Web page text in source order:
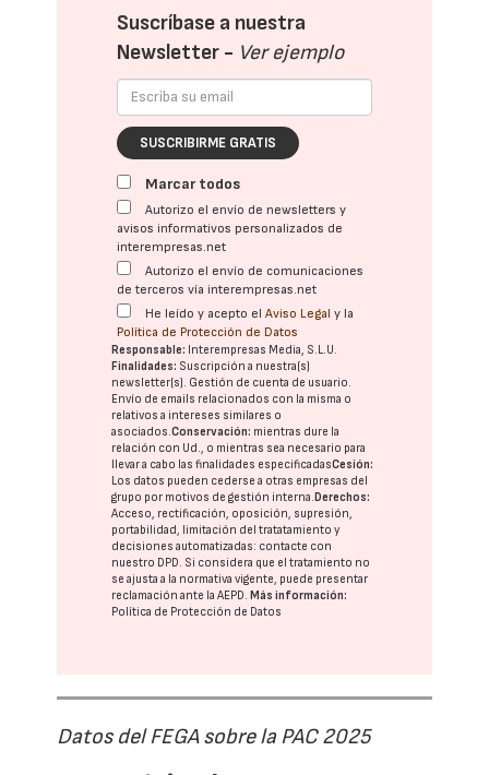
Suscríbase a nuestra
Newsletter - Ver ejemplo
SUSCRIBIRME GRATIS
Marcar todos
Autorizo el envío de newsletters y
avisos informativos personalizados de
interempresas.net
Autorizo el envío de comunicaciones
de terceros vía interempresas.net
He leído y acepto elAviso Legal y la
Política de Protección de Datos
Responsable: Interempresas Media, S.L.U.
Finalidades: Suscripción a nuestra(s)
newsletter(s). Gestión de cuenta de usuario.
Envío de emails relacionados con la misma o
relativos a intereses similares o
asociados.Conservación: mientras dure la
relación con Ud., o mientras sea necesario para
llevar a cabo las finalidades especificadasCesión:
Los datos pueden cederse a otras empresas del
grupo por motivos de gestión interna.Derechos:
Acceso, rectificación, oposición, supresión,
portabilidad, limitación del tratatamiento y
decisiones automatizadas: contacte con
nuestro DPD. Si considera que el tratamiento no
se ajusta a la normativa vigente, puede presentar
reclamación ante laAEPD.Más información:
Política de Protección de Datos
Datos del FEGA sobre la PAC 2025